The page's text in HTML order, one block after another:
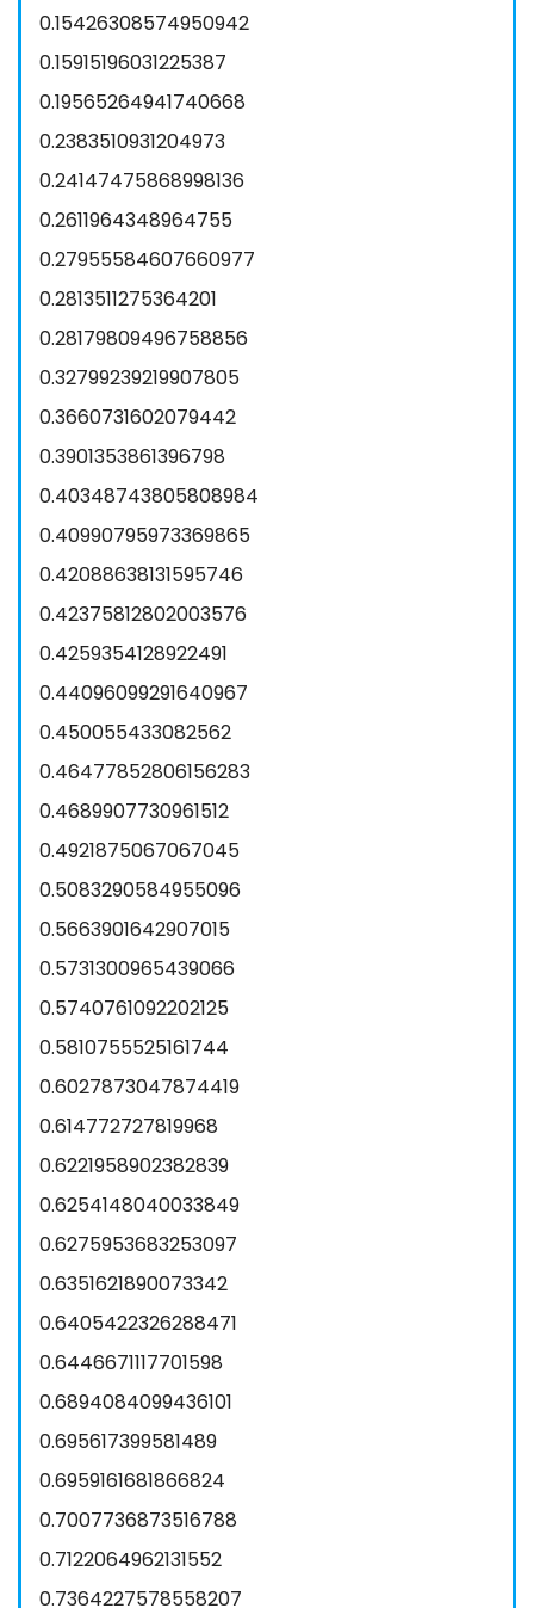
0.15426308574950942
0.15915196031225387
0.19565264941740668
0.2383510931204973
0.24147475868998136
0.2611964348964755
0.27955584607660977
0.2813511275364201
0.28179809496758856
0.32799239219907805
0.3660731602079442
0.3901353861396798
0.40348743805808984
0.40990795973369865
0.42088638131595746
0.42375812802003576
0.4259354128922491
0.44096099291640967
0.450055433082562
0.46477852806156283
0.4689907730961512
0.4921875067067045
0.5083290584955096
0.5663901642907015
0.5731300965439066
0.5740761092202125
0.5810755525161744
0.6027873047874419
0.614772727819968
0.6221958902382839
0.6254148040033849
0.6275953683253097
0.6351621890073342
0.6405422326288471
0.6446671117701598
0.6894084099436101
0.695617399581489
0.6959161681866824
0.7007736873516788
0.7122064962131552
0.7364227578558207